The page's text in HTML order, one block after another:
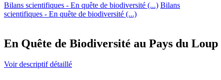
Bilans scientifiques - En quête de biodiversité (...) Bilans
scientifiques - En quête de biodiversité (...)
En Quête de Biodiversité au Pays du
Voir descriptif détaillé